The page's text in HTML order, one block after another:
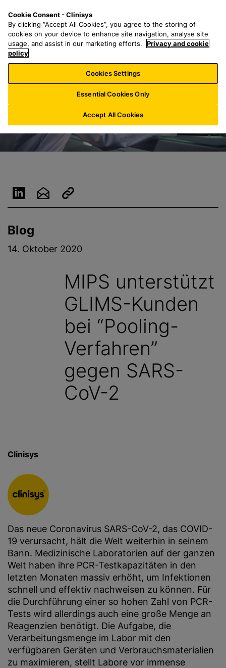
l
a
r
h
f
o
:
n
u
Blog
14. Oktober 2020
MIPS unterstützt
GLIMS-Kunden
bei “Pooling-
Verfahren”
gegen SARS-
CoV-2
Clinisys
Das neue Coronavirus SARS-CoV-2, das COVID-
19 verursacht, hält die Welt weiterhin in seinem
Bann. Medizinische Laboratorien auf der ganzen
Welt haben ihre PCR-Testkapazitäten in den
letzten Monaten massiv erhöht, um Infektionen
schnell und effektiv nachweisen zu können. Für
die Durchführung einer so hohen Zahl von PCR-
Tests wird allerdings auch eine große Menge an
Reagenzien benötigt. Die Aufgabe, die
Verarbeitungsmenge im Labor mit den
verfügbaren Geräten und Verbrauchsmaterialien
zu maximieren, stellt Labore vor immense
Cookie Consent - Clinisys
By clicking “Accept All Cookies”, you agree to the storing of
cookies on your device to enhance site navigation, analyse site
usage, and assist in our marketing efforts.
Privacy and cookie
policy
Cookies Settings
Essential Cookies Only
Accept All Cookies